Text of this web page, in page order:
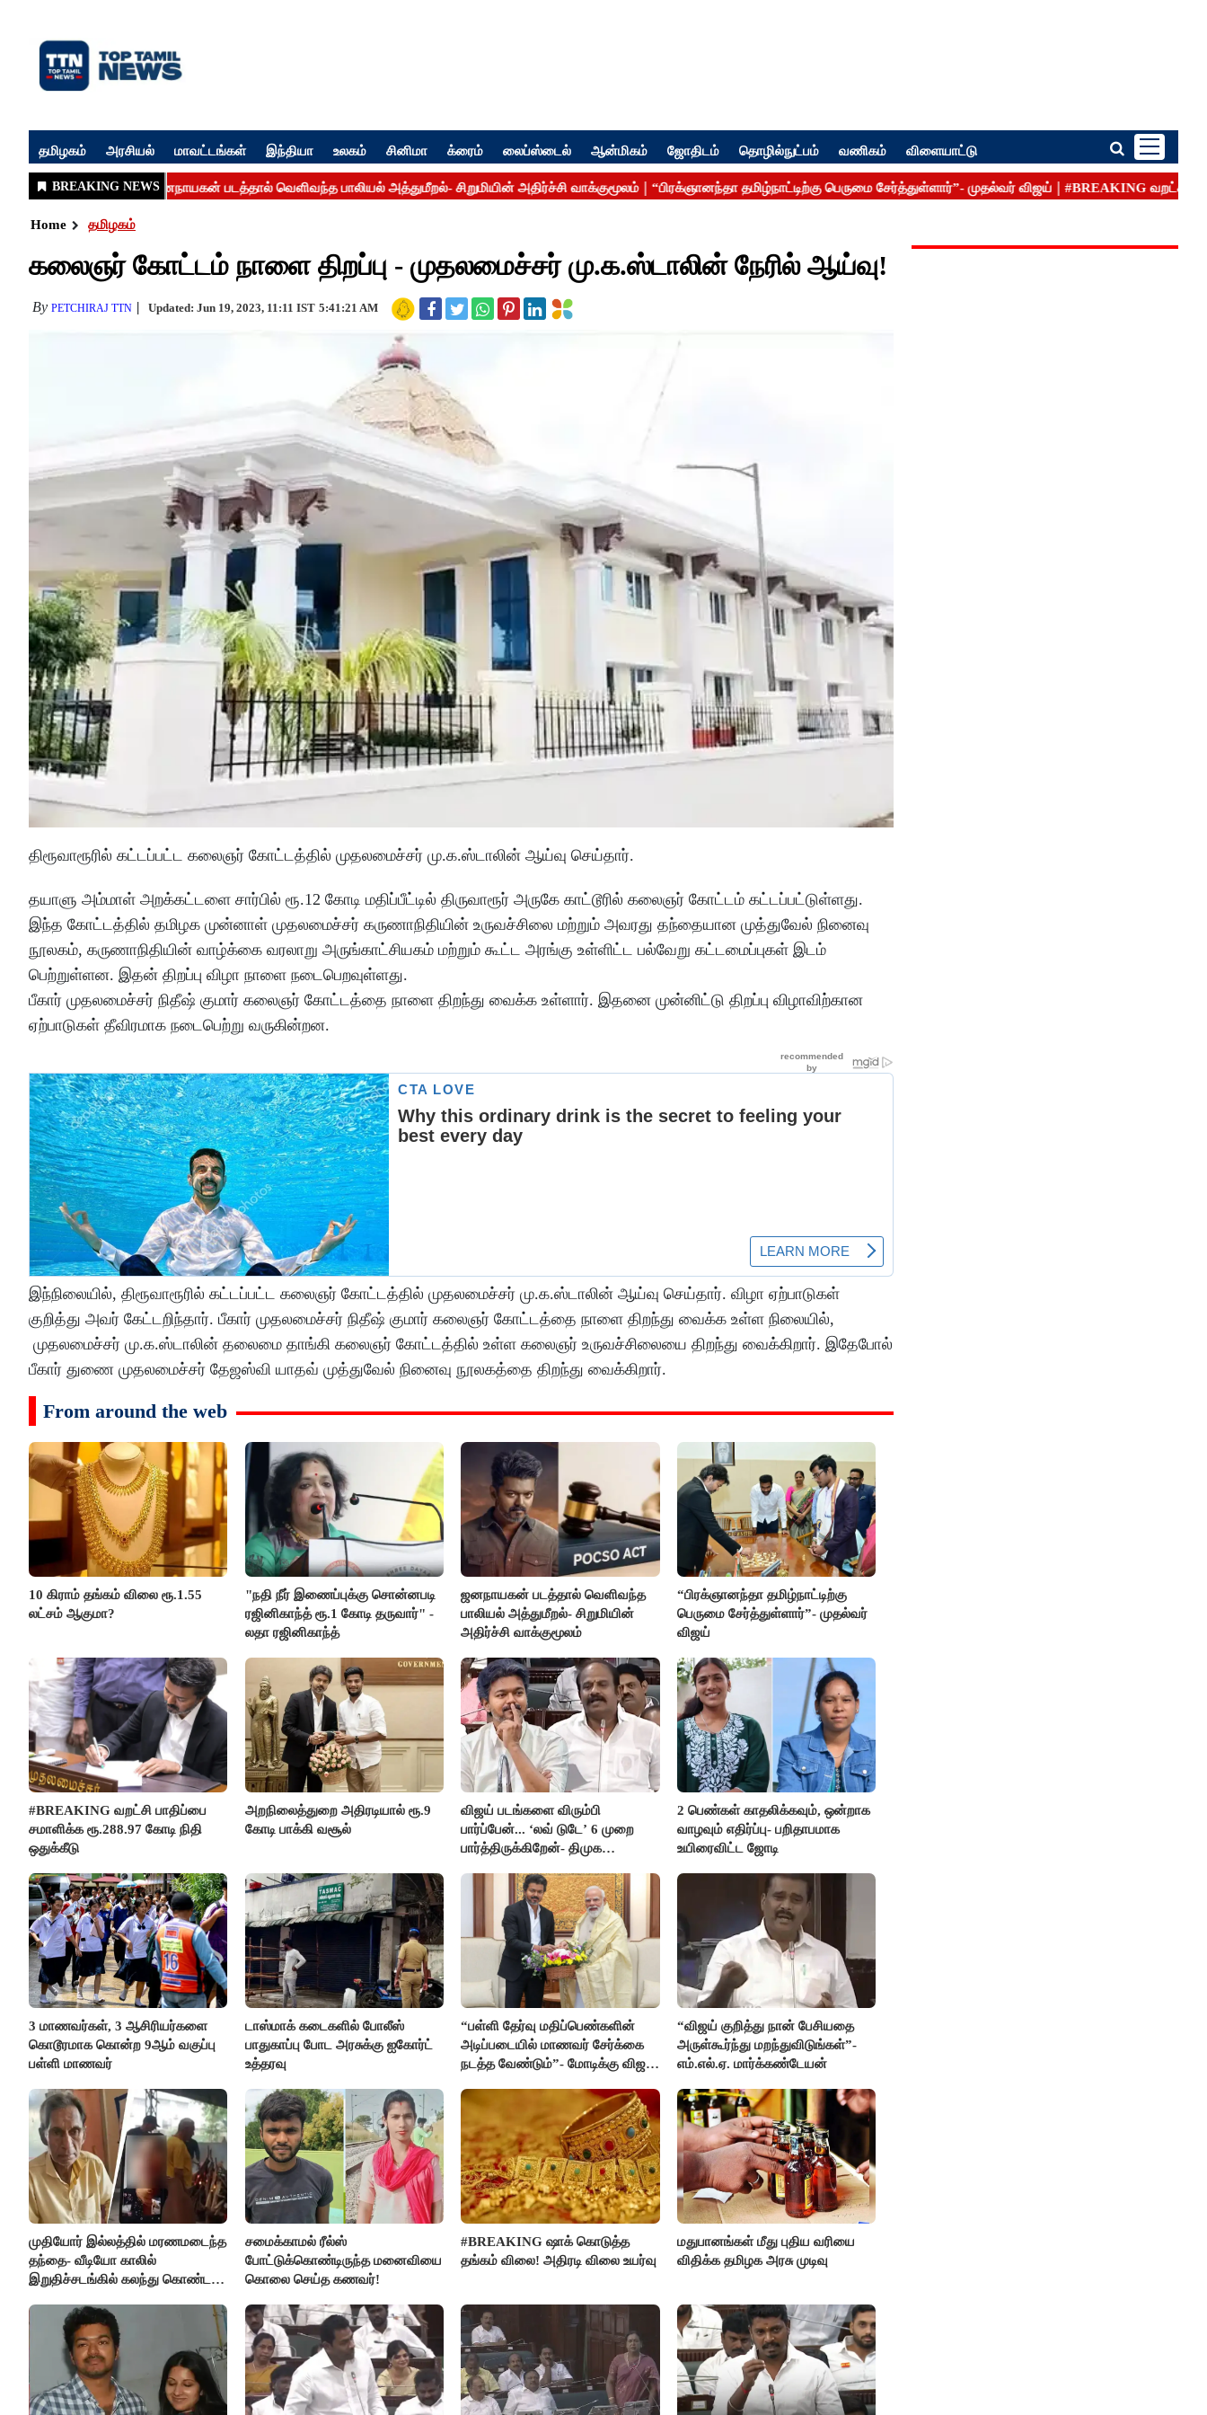
தமிழகம் அரசியல் மாவட்டங்கள் இந்தியா உலகம் சினிமா க்ரைம் லைப்ஸ்டைல் ஆன்மிகம் ஜோதிடம் தொழில்நுட்பம் வணிகம் விளையாட்டு
Home தமிழகம்
கலைஞர் கோட்டம் நாளை திறப்பு - முதலமைச்சர் மு.க.ஸ்டாலின் நேரில் ஆய்வு!
By PETCHIRAJ TTN Updated: Jun 19, 2023, 11:11 IST 5:41:21 AM
திரூவாரூரில் கட்டப்பட்ட கலைஞர் கோட்டத்தில் முதலமைச்சர் மு.க.ஸ்டாலின் ஆய்வு செய்தார்.
தயாளு அம்மாள் அறக்கட்டளை சார்பில் ரூ.12 கோடி மதிப்பீட்டில் திருவாரூர் அருகே காட்டூரில் கலைஞர் கோட்டம் கட்டப்பட்டுள்ளது.
இந்த கோட்டத்தில் தமிழக முன்னாள் முதலமைச்சர் கருணாநிதியின் உருவச்சிலை மற்றும் அவரது தந்தையான முத்துவேல் நினைவு
நூலகம், கருணாநிதியின் வாழ்க்கை வரலாறு அருங்காட்சியகம் மற்றும் கூட்ட அரங்கு உள்ளிட்ட பல்வேறு கட்டமைப்புகள் இடம்
பெற்றுள்ளன. இதன் திறப்பு விழா நாளை நடைபெறவுள்ளது.
பீகார் முதலமைச்சர் நிதீஷ் குமார் கலைஞர் கோட்டத்தை நாளை திறந்து வைக்க உள்ளார். இதனை முன்னிட்டு திறப்பு விழாவிற்கான
ஏற்பாடுகள் தீவிரமாக நடைபெற்று வருகின்றன.
இந்நிலையில், திரூவாரூரில் கட்டப்பட்ட கலைஞர் கோட்டத்தில் முதலமைச்சர் மு.க.ஸ்டாலின் ஆய்வு செய்தார். விழா ஏற்பாடுகள்
குறித்து அவர் கேட்டறிந்தார். பீகார் முதலமைச்சர் நிதீஷ் குமார் கலைஞர் கோட்டத்தை நாளை திறந்து வைக்க உள்ள நிலையில்,
முதலமைச்சர் மு.க.ஸ்டாலின் தலைமை தாங்கி கலைஞர் கோட்டத்தில் உள்ள கலைஞர் உருவச்சிலையை திறந்து வைக்கிறார். இதேபோல்
பீகார் துணை முதலமைச்சர் தேஜஸ்வி யாதவ் முத்துவேல் நினைவு நூலகத்தை திறந்து வைக்கிறார்.
From around the web
10 கிராம் தங்கம் விலை ரூ.1.55
லட்சம் ஆகுமா?
"நதி நீர் இணைப்புக்கு சொன்னபடி
ரஜினிகாந்த் ரூ.1 கோடி தருவார்" -
லதா ரஜினிகாந்த்
ஜனநாயகன் படத்தால் வெளிவந்த
பாலியல் அத்துமீறல்- சிறுமியின்
அதிர்ச்சி வாக்குமூலம்
“பிரக்ஞானந்தா தமிழ்நாட்டிற்கு
பெருமை சேர்த்துள்ளார்”- முதல்வர்
விஜய்
#BREAKING வறட்சி பாதிப்பை
சமாளிக்க ரூ.288.97 கோடி நிதி
ஒதுக்கீடு
அறநிலைத்துறை அதிரடியால் ரூ.9
கோடி பாக்கி வசூல்
விஜய் படங்களை விரும்பி
பார்ப்பேன்... ‘லவ் டுடே’ 6 முறை
பார்த்திருக்கிறேன்- திமுக
2 பெண்கள் காதலிக்கவும், ஒன்றாக
வாழவும் எதிர்ப்பு- பறிதாபமாக
உயிரைவிட்ட ஜோடி
3 மாணவர்கள், 3 ஆசிரியர்களை
கொடூரமாக கொன்ற 9ஆம் வகுப்பு
பள்ளி மாணவர்
டாஸ்மாக் கடைகளில் போலீஸ்
பாதுகாப்பு போட அரசுக்கு ஐகோர்ட்
உத்தரவு
“பள்ளி தேர்வு மதிப்பெண்களின்
அடிப்படையில் மாணவர் சேர்க்கை
நடத்த வேண்டும்”- மோடிக்கு விஜய்
“விஜய் குறித்து நான் பேசியதை
அருள்கூர்ந்து மறந்துவிடுங்கள்”-
எம்.எல்.ஏ. மார்க்கண்டேயன்
முதியோர் இல்லத்தில் மரணமடைந்த
தந்தை- வீடியோ காலில்
இறுதிச்சடங்கில் கலந்து கொண்ட
சமைக்காமல் ரீல்ஸ்
போட்டுக்கொண்டிருந்த மனைவியை
கொலை செய்த கணவர்!
#BREAKING ஷாக் கொடுத்த
தங்கம் விலை! அதிரடி விலை உயர்வு
மதுபானங்கள் மீது புதிய வரியை
விதிக்க தமிழக அரசு முடிவு